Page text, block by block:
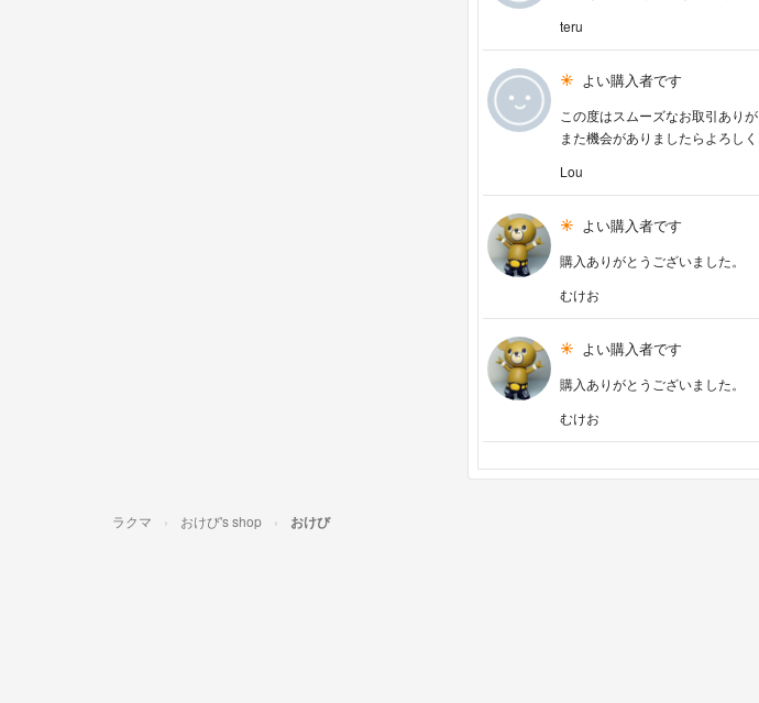
teru
よい購入者です
この度はスムーズなお取引あり
また機会がありましたらよろしく
Lou
よい購入者です
購入ありがとうございました。
むけお
よい購入者です
購入ありがとうございました。
むけお
ラクマ おけび's shop おけび